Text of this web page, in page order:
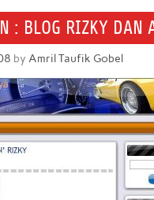
: BLOG RIZKY DAN
byAmril Taufik Gobel